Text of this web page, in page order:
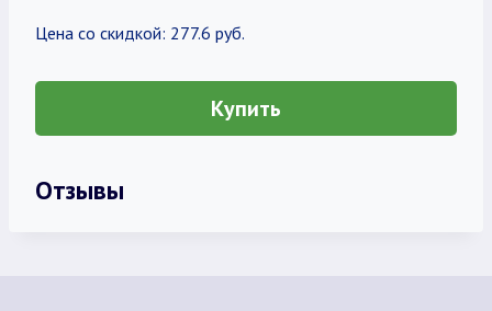
Цена со скидкой: 277.6 руб.
Купить
Отзывы